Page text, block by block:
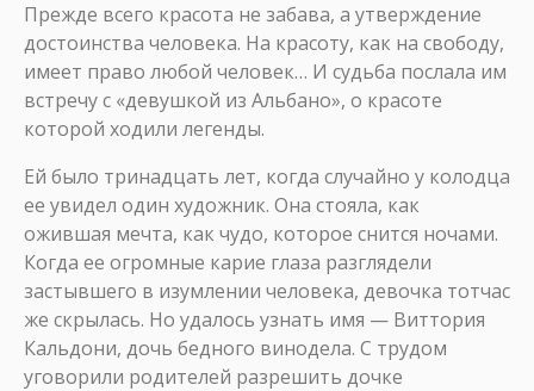
Прежде всего красота не забава, а утверждение
достоинства человека. На красоту, как на свободу,
имеет право любой человек… И судьба послала им
встречу с «девушкой из Альбано», о красоте
которой ходили легенды.
Ей было тринадцать лет, когда случайно у колодца
ее увидел один художник. Она стояла, как
ожившая мечта, как чудо, которое снится ночами.
Когда ее огромные карие глаза разглядели
застывшего в изумлении человека, девочка тотчас
же скрылась. Но удалось узнать имя — Виттория
Кальдони, дочь бедного винодела. С трудом
уговорили родителей разрешить дочке